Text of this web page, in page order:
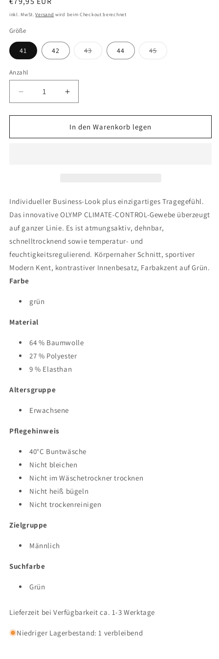
Preis
inkl. MwSt.Versand wird beim Checkout berechnet
Größe
41 42 43Variante
ausverkauft
44 45Variante
ausverkauft
Anzahl
Verringere
die
Menge
OLYMP
Erhöhe
die
Menge
für
OLYMP
In den Warenkorb legen
Individueller Business-Look plus einzigartiges Tragegefühl.
Das innovative OLYMP CLIMATE-CONTROL-Gewebe überzeugt
auf ganzer Linie. Es ist atmungsaktiv, dehnbar,
schnelltrocknend sowie temperatur- und
feuchtigkeitsregulierend. Körpernaher Schnitt, sportiver
Modern Kent, kontrastiver Innenbesatz, Farbakzent auf Grün.
Farbe
grün
Material
64 % Baumwolle
27 % Polyester
9 % Elasthan
Altersgruppe
Erwachsene
Pflegehinweis
40°C Buntwäsche
Nicht bleichen
Nicht im Wäschetrockner trocknen
Nicht heiß bügeln
Nicht trockenreinigen
Zielgruppe
Männlich
Suchfarbe
Grün
Lieferzeit bei Verfügbarkeit ca. 1-3 Werktage
Niedriger Lagerbestand: 1 verbleibend